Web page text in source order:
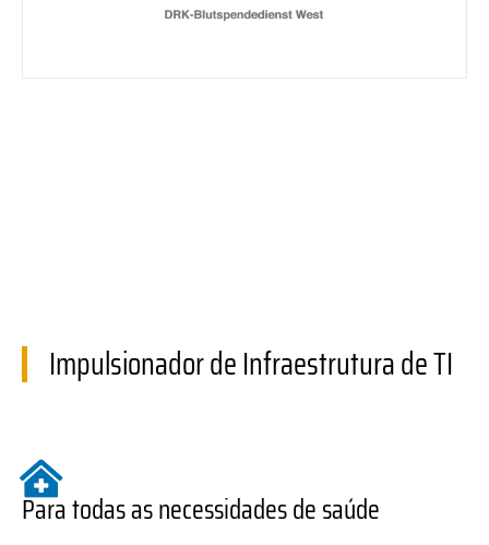
Impulsionador de Infraestrutura de TI
Para todas as necessidades de saúde